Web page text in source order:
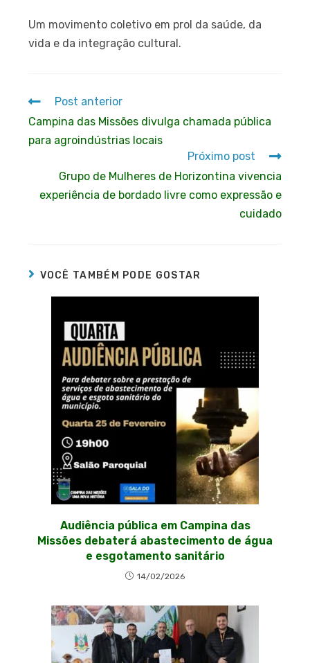
Um movimento coletivo em prol da saúde, da
vida e da integração cultural.
Post anterior
Campina das Missões divulga chamada pública
para agroindústrias locais
Próximo post
Grupo de Mulheres de Horizontina vivencia
experiência de bordado livre como expressão e
cuidado
VOCÊ TAMBÉM PODE GOSTAR
Audiência pública em Campina das
Missões debaterá abastecimento de água
e esgotamento sanitário
14/02/2026